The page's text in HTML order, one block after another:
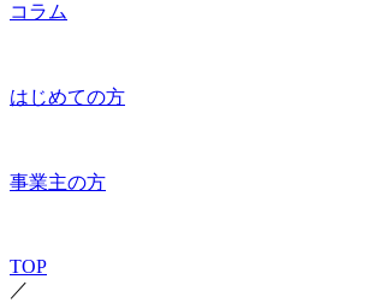
コラム
はじめての方
事業主の方
TOP
／